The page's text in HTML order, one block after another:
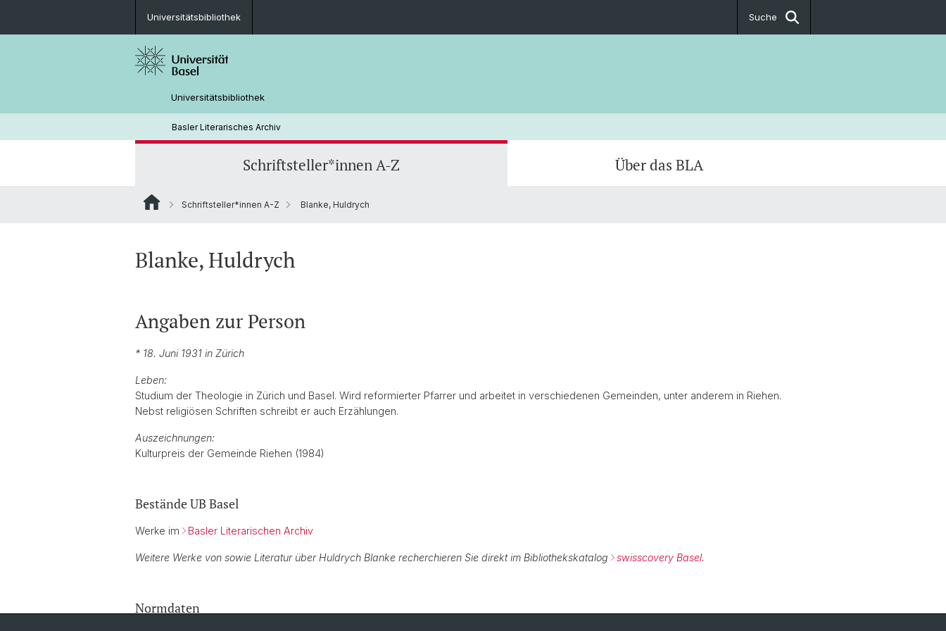
Universitätsbibliothek Suche
Universitätsbibliothek
Basler Literarisches Archiv
Schriftsteller*innen A-Z Über das BLA
Schriftsteller*innen A-Z Blanke, Huldrych
Blanke, Huldrych
Angaben zur Person
* 18. Juni 1931 in Zürich
Leben:
Studium der Theologie in Zürich und Basel. Wird reformierter Pfarrer und arbeitet in verschiedenen Gemeinden, unter anderem in Riehen.
Nebst religiösen Schriften schreibt er auch Erzählungen.
Auszeichnungen:
Kulturpreis der Gemeinde Riehen (1984)
Bestände UB Basel
Werke im Basler Literarischen Archiv
Weitere Werke von sowie Literatur über Huldrych Blanke recherchieren Sie direkt im Bibliothekskatalog swisscovery Basel.
Normdaten